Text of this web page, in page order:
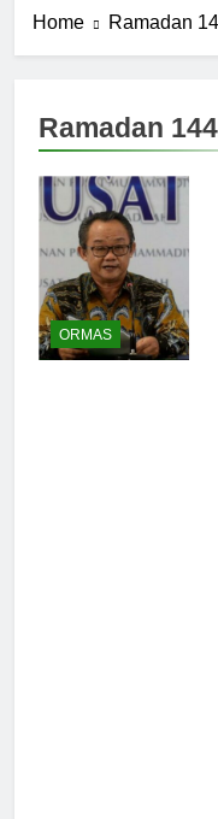
Home Ramadan
Ramadan
ORMAS